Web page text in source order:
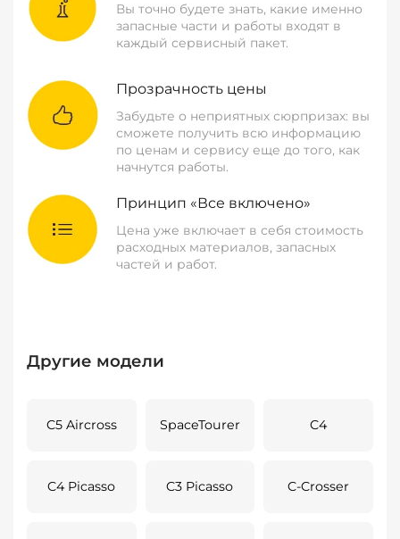
Вы точно будете знать, какие именно
запасные части и работы входят в
каждый сервисный пакет.
Прозрачность цены
Забудьте о неприятных сюрпризах: вы
сможете получить всю информацию
по ценам и сервису еще до того, как
начнутся работы.
Принцип «Все включено»
Цена уже включает в себя стоимость
расходных материалов, запасных
частей и работ.
Другие модели
C5 Aircross SpaceTourer C4
C4 Picasso C3 Picasso C-Crosser